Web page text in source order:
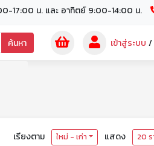
17:00 น. และ อาทิตย์ 9:00-14:00 น.
ค้นหา เข้าสู่ระบบ /
เรียงตาม ใหม่ - เก่า แสดง 20